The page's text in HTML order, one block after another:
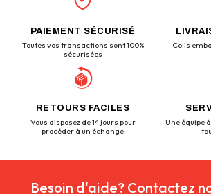
PAIEMENT SÉCURISÉ
Toutes vos transactions sont 100%
sécurisées
Colis
RETOURS FACILES
Vous disposez de 14 jours pour
procéder à un échange
Une équipe
Besoin d'aide? Contactez